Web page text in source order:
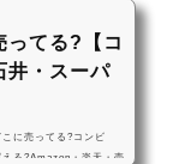
ってる?【コ
井・スーパ
に売ってる?コンビ
る?Amazon・楽天・売